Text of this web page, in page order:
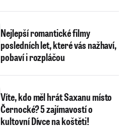
Nejlepší romantické filmy
posledních let, které vás nažhaví,
pobaví i rozpláčou
Víte, kdo měl hrát Saxanu místo
Černocké? 5 zajímavostí o
kultovní Dívce na koštěti!